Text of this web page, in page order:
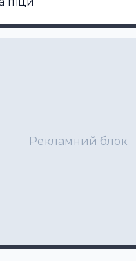
Рекламний блок